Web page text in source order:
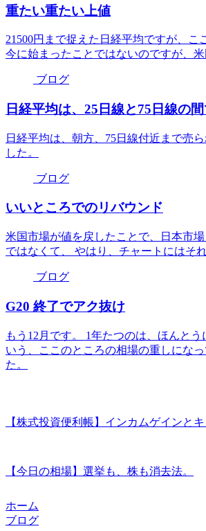
重たい重たい上値
21500円まで捉えた日経平均ですが、
今に始まったことではないのですが、
ブログ
日経平均は、25日線と75日線の
日経平均は、朝方、75日線付近まで売
した。
ブログ
いいところでのリバウンド
米国市場が値を戻したことで、日本市
ではなくて、 やはり、チャートにはそ
ブログ
G20 終了でアク抜け
もう12月です。 1年たつのは、ほんと
いう、ここのところの相場の重しにな
た。
【株式投資便利帳】インカムゲインと
【今日の相場】選挙も、株も消去法。
ホーム
ブログ